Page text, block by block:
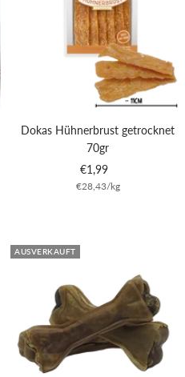
Dokas Hühnerbrust getrocknet
70gr
Angebotspreis
€1,99
€28,43/kg
AUSVERKAUFT